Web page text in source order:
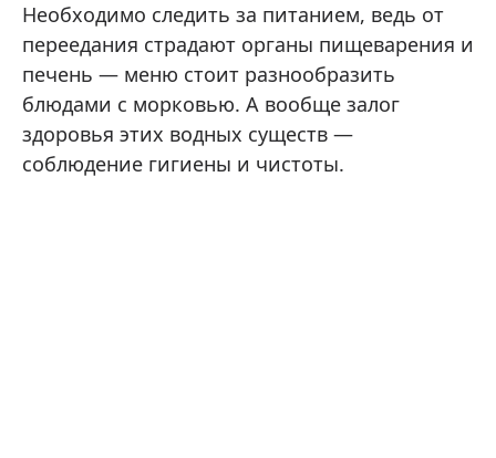
Необходимо следить за питанием, ведь от
переедания страдают органы пищеварения и
печень — меню стоит разнообразить
блюдами с морковью. А вообще залог
здоровья этих водных существ —
соблюдение гигиены и чистоты.